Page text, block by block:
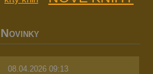
NOVINKY
08.04.2026 09:13